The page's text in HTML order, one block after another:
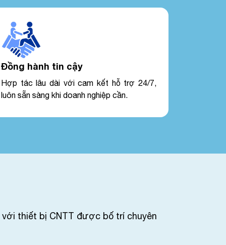
Đồng hành tin cậy
Hợp tác lâu dài với cam kết hỗ trợ 24/7,
luôn sẵn sàng khi doanh nghiệp cần.
thiết bị CNTT được bố trí chuyên